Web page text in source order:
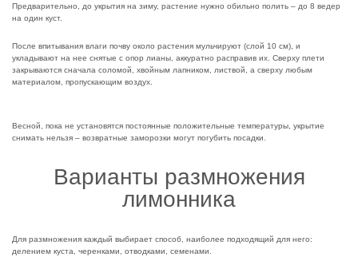
Предварительно, до укрытия на зиму, растение нужно обильно полить – до 8 ведер
на один куст.
После впитывания влаги почву около растения мульчируют (слой 10 см), и
укладывают на нее снятые с опор лианы, аккуратно расправив их. Сверху плети
закрываются сначала соломой, хвойным лапником, листвой, а сверху любым
материалом, пропускающим воздух.
Весной, пока не установятся постоянные положительные температуры, укрытие
снимать нельзя – возвратные заморозки могут погубить посадки.
Варианты размножения
лимонника
Для размножения каждый выбирает способ, наиболее подходящий для него:
делением куста, черенками, отводками, семенами.